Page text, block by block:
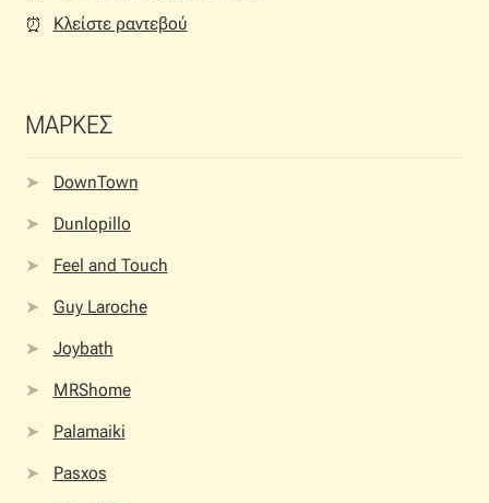
⏰︎
Κλείστε ραντεβού
ΜΑΡΚΕΣ
DownTown
Dunlopillo
Feel and Touch
Guy Laroche
Joybath
MRShome
Palamaiki
Pasxos